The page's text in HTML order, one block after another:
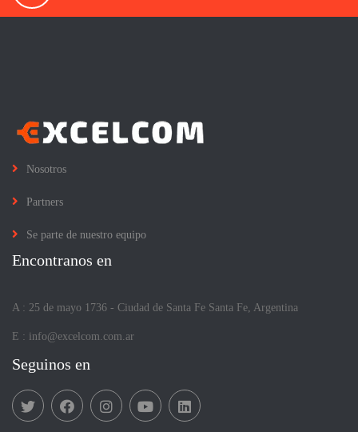
Nosotros
Partners
Se parte de nuestro equipo
Encontranos en
A : 25 de mayo 1736 - Ciudad de Santa Fe Santa Fe, Argentina
E : info@excelcom.com.ar
Seguinos en